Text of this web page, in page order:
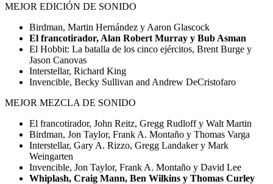
MEJOR EDICIÓN DE SONIDO
Birdman, Martin Hernández y Aaron Glascock
El francotirador, Alan Robert Murray y Bub Asman
El Hobbit: La batalla de los cinco ejércitos, Brent Burge y
Jason Canovas
Interstellar, Richard King
Invencible, Becky Sullivan and Andrew DeCristofaro
MEJOR MEZCLA DE SONIDO
El francotirador, John Reitz, Gregg Rudloff y Walt Martin
Birdman, Jon Taylor, Frank A. Montaño y Thomas Varga
Interstellar, Gary A. Rizzo, Gregg Landaker y Mark
Weingarten
Invencible, Jon Taylor, Frank A. Montaño y David Lee
Whiplash, Craig Mann, Ben Wilkins y Thomas Curley